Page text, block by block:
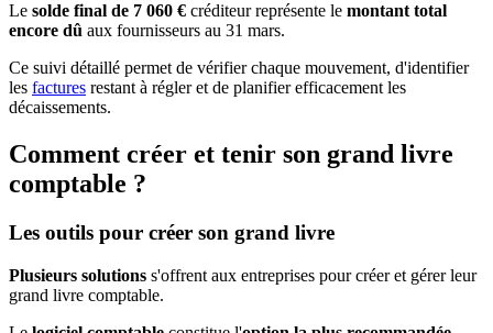
Le solde final de 7 060 € créditeur représente le montant total
encore dû aux fournisseurs au 31 mars.
Ce suivi détaillé permet de vérifier chaque mouvement, d'identifier
les factures restant à régler et de planifier efficacement les
décaissements.
Comment créer et tenir son grand livre
comptable ?
Les outils pour créer son grand livre
Plusieurs solutions s'offrent aux entreprises pour créer et gérer leur
grand livre comptable.